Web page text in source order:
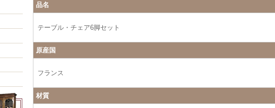
品名
テーブル・チェア6脚セット
原産国
フランス
材質